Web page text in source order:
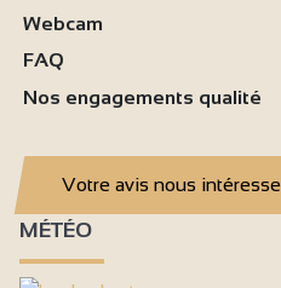
Webcam
FAQ
Nos engagements qualité
Votre avis nous intéresse
MÉTÉO